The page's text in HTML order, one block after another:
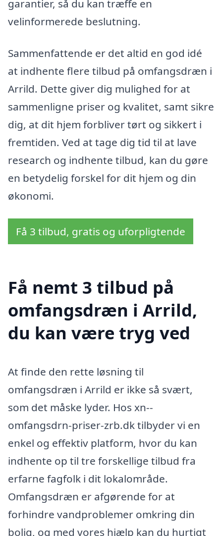
garantier, så du kan træffe en
velinformerede beslutning.
Sammenfattende er det altid en god idé
at indhente flere tilbud på omfangsdræn i
Arrild. Dette giver dig mulighed for at
sammenligne priser og kvalitet, samt sikre
dig, at dit hjem forbliver tørt og sikkert i
fremtiden. Ved at tage dig tid til at lave
research og indhente tilbud, kan du gøre
en betydelig forskel for dit hjem og din
økonomi.
Få 3 tilbud, gratis og uforpligtende
Få nemt 3 tilbud på
omfangsdræn i Arrild,
du kan være tryg ved
At finde den rette løsning til
omfangsdræn i Arrild er ikke så svært,
som det måske lyder. Hos xn--
omfangsdrn-priser-zrb.dk tilbyder vi en
enkel og effektiv platform, hvor du kan
indhente op til tre forskellige tilbud fra
erfarne fagfolk i dit lokalområde.
Omfangsdræn er afgørende for at
forhindre vandproblemer omkring din
bolig, og med vores hjælp kan du hurtigt